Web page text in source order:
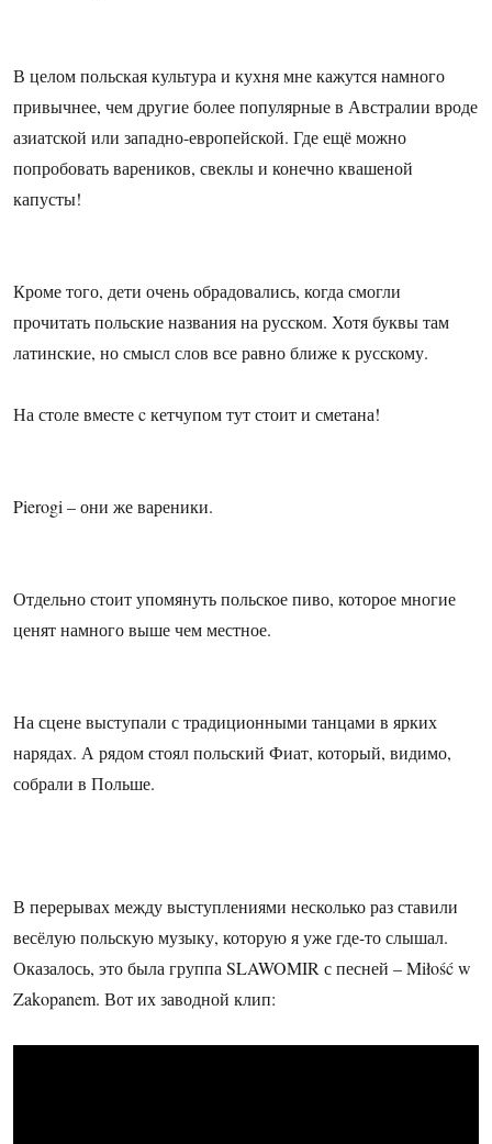
В целом польская культура и кухня мне кажутся намного
привычнее, чем другие более популярные в Австралии вроде
азиатской или западно-европейской. Где ещё можно
попробовать вареников, свеклы и конечно квашеной
капусты!
Кроме того, дети очень обрадовались, когда смогли
прочитать польские названия на русском. Хотя буквы там
латинские, но смысл слов все равно ближе к русскому.
На столе вместе c кетчупом тут стоит и сметана!
Pierogi – они же вареники.
Отдельно стоит упомянуть польское пиво, которое многие
ценят намного выше чем местное.
На сцене выступали с традиционными танцами в ярких
нарядах. А рядом стоял польский Фиат, который, видимо,
собрали в Польше.
В перерывах между выступлениями несколько раз ставили
весёлую польскую музыку, которую я уже где-то слышал.
Оказалось, это была группа SLAWOMIR с песней – Miłość w
Zakopanem. Вот их заводной клип: